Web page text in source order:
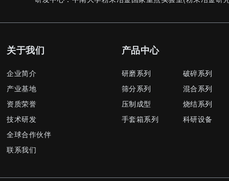
关于我们
企业简介
产业基地
资质荣誉
技术研发
全球合作伙伴
联系我们
产品中心
研磨系列
破碎系列
筛分系列
混合系列
压制成型
烧结系列
手套箱系列
科研设备